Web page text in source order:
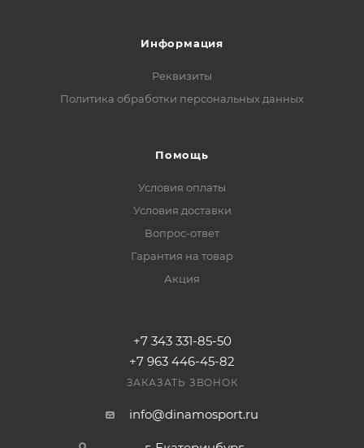
Информация
Реквизиты
Политика обработки персональных данных
Помощь
Условия оплаты
Условия доставки
Вопрос-ответ
Гарантия на товар
Акция
+7 343 331-85-50
+7 963 446-45-82
ЗАКАЗАТЬ ЗВОНОК
info@dinamosport.ru